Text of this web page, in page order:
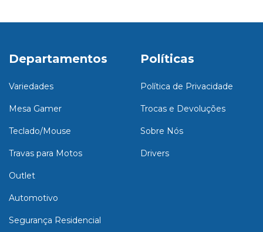
Departamentos
Variedades
Mesa Gamer
Teclado/Mouse
Travas para Motos
Outlet
Automotivo
Segurança Residencial
Políticas
Política de Privacidade
Trocas e Devoluções
Sobre Nós
Drivers